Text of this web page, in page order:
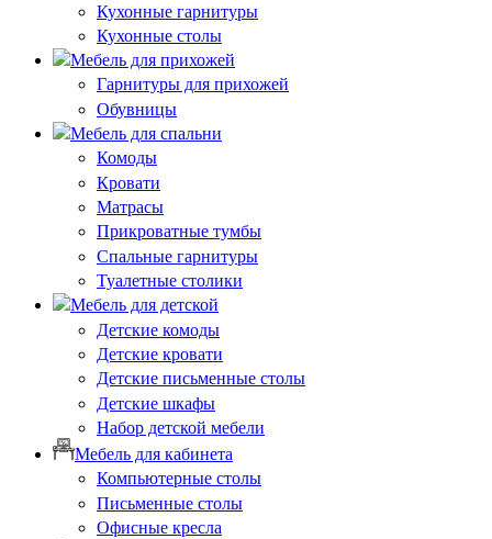
Кухонные гарнитуры
Кухонные столы
Мебель для прихожей
Гарнитуры для прихожей
Обувницы
Мебель для спальни
Комоды
Кровати
Матрасы
Прикроватные тумбы
Спальные гарнитуры
Туалетные столики
Мебель для детской
Детские комоды
Детские кровати
Детские письменные столы
Детские шкафы
Набор детской мебели
Мебель для кабинета
Компьютерные столы
Письменные столы
Офисные кресла